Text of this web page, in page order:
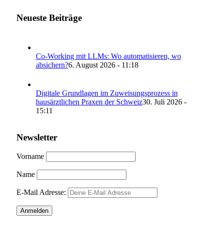
Neueste Beiträge
Co-Working mit LLMs: Wo automatisieren, wo
absichern?6. August 2026 - 11:18
Digitale Grundlagen im Zuweisungsprozess in
hausärztlichen Praxen der Schweiz30. Juli 2026 -
15:11
Newsletter
Vorname
Name
E-Mail Adresse: